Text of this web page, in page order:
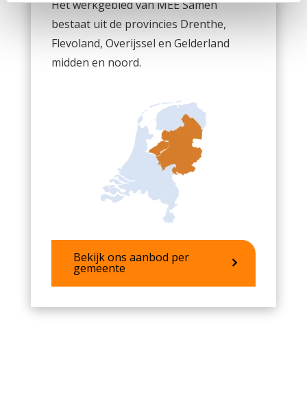
Het werkgebied van MEE Samen
bestaat uit de provincies Drenthe,
Flevoland, Overijssel en Gelderland
midden en noord.
Bekijk ons aanbod per
gemeente